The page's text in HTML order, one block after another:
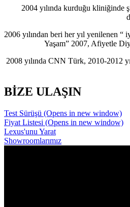
2004 yılında kurduğu kliniğinde
2006 yılından beri her yıl yenilenen
Yaşam” 2007, Afiyetle
2008 yılında CNN Türk, 2010-2012
BİZE ULAŞIN
Test Sürüşü (Opens in new window)
Fiyat Listesi (Opens in new window)
Lexus'unu Yarat
Showroomlarımız